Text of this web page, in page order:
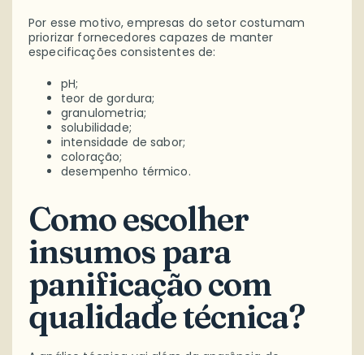
Por esse motivo, empresas do setor costumam
priorizar fornecedores capazes de manter
especificações consistentes de:
pH;
teor de gordura;
granulometria;
solubilidade;
intensidade de sabor;
coloração;
desempenho térmico.
Como escolher
insumos para
panificação com
qualidade técnica?